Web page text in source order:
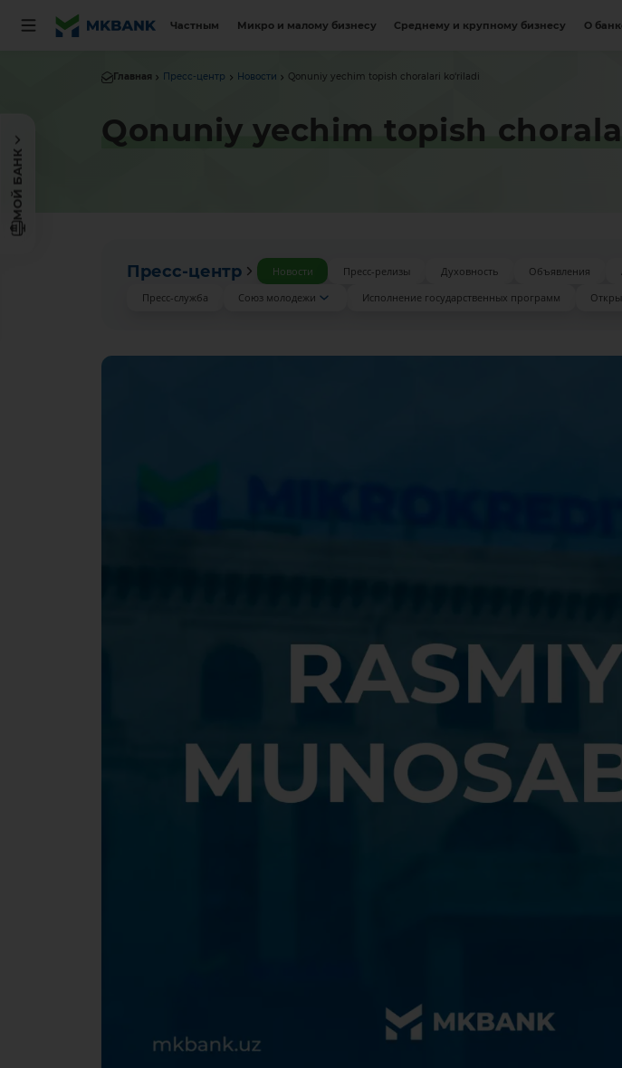
Частным Микро и малому бизнесу Среднему и крупному бизнесу О
МОЙ БАНК
Главная Пресс-центр Новости Qonuniy yechim topish choralari ko‘riladi
Qonuniy yechim topish
Пресс-центр Новости Пресс-релизы Духовность Объявления
Пресс-служба
Союз молодежи Исполнение государственных программ